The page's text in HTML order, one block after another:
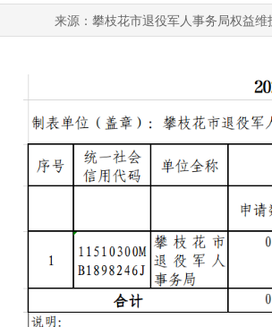
来源： 攀枝花市退役军人事务局权益维